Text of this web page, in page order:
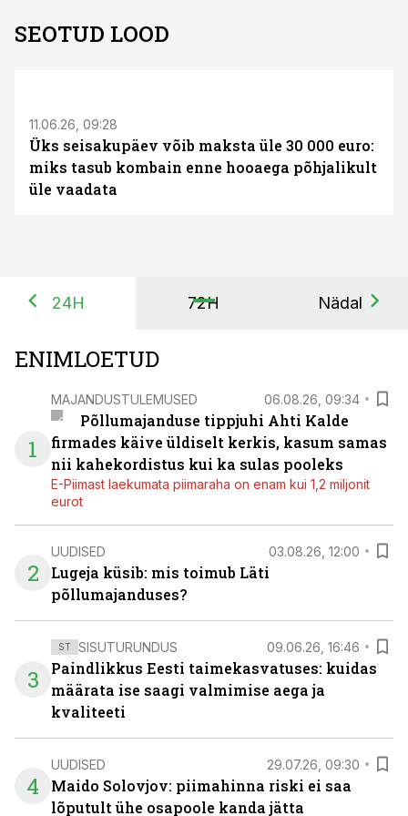
SEOTUD LOOD
11.06.26, 09:28
Üks seisakupäev võib maksta üle 30 000 euro:
miks tasub kombain enne hooaega põhjalikult
üle vaadata
24H 72H Nädal
ENIMLOETUD
1
MAJANDUSTULEMUSED 06.08.26, 09:34
Põllumajanduse tippjuhi Ahti Kalde
firmades käive üldiselt kerkis, kasum samas
nii kahekordistus kui ka sulas pooleks
E-Piimast laekumata piimaraha on enam kui 1,2 miljonit
eurot
2
UUDISED 03.08.26, 12:00
Lugeja küsib: mis toimub Läti
põllumajanduses?
3
ST SISUTURUNDUS 09.06.26, 16:46
Paindlikkus Eesti taimekasvatuses: kuidas
määrata ise saagi valmimise aega ja
kvaliteeti
4
UUDISED 29.07.26, 09:30
Maido Solovjov: piimahinna riski ei saa
lõputult ühe osapoole kanda jätta